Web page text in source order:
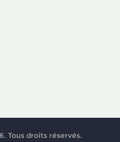
Tous droits réservés.